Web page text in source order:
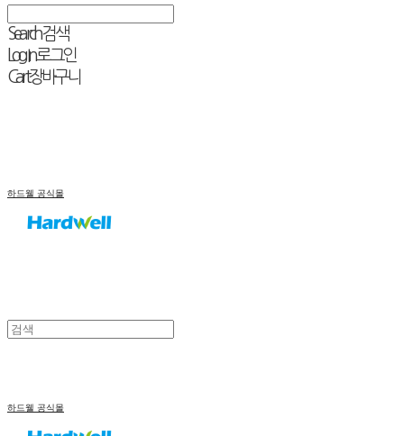
Search검색
Log In로그인
Cart장바구니
하드웰 공식몰
하드웰 공식몰